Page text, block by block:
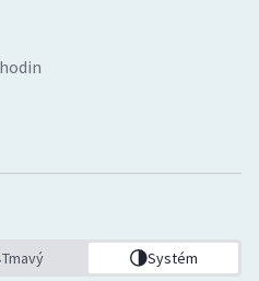
Tmavý Systém